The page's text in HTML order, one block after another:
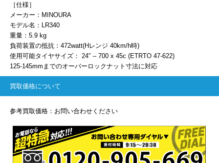
［仕様］
メーカー：MINOURA
モデル名：LR340
重量：5.9 kg
負荷装置の抵抗：472watt(Hレンジ 40km/h時)
使用可能タイヤサイズ： 24″ – 700 x 45c (ETRTO 47-622)
125-145mmまでのオーバーロックナット寸法に対応
買取価格について
参考買取価格：お問い合わせください